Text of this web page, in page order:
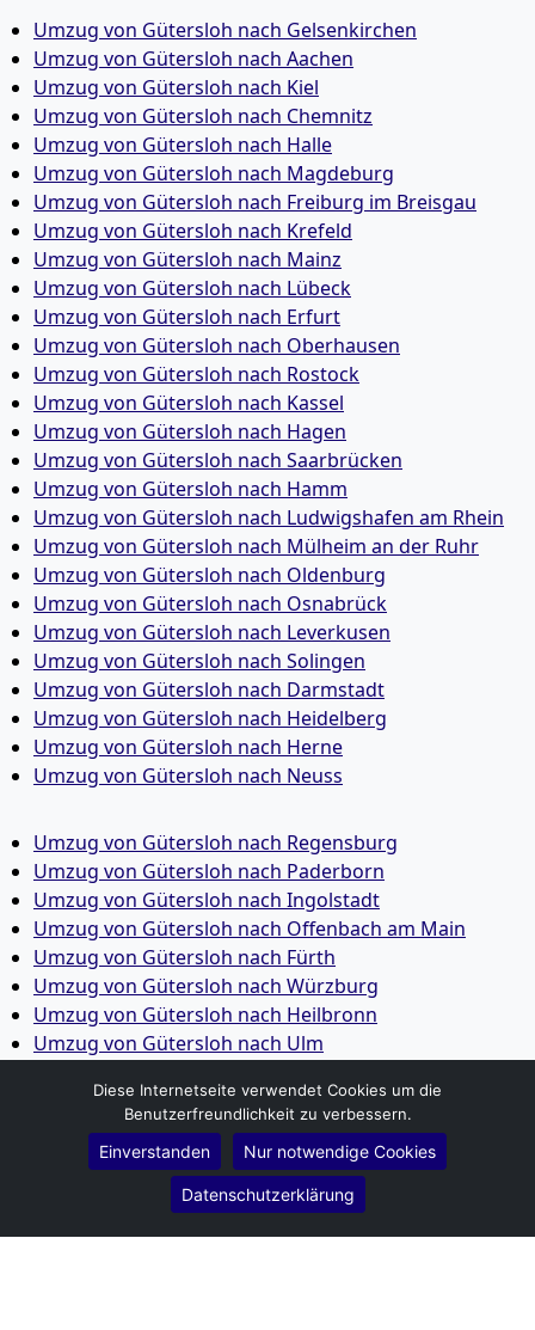
Umzug von Gütersloh nach Gelsenkirchen
Umzug von Gütersloh nach Aachen
Umzug von Gütersloh nach Kiel
Umzug von Gütersloh nach Chemnitz
Umzug von Gütersloh nach Halle
Umzug von Gütersloh nach Magdeburg
Umzug von Gütersloh nach Freiburg im Breisgau
Umzug von Gütersloh nach Krefeld
Umzug von Gütersloh nach Mainz
Umzug von Gütersloh nach Lübeck
Umzug von Gütersloh nach Erfurt
Umzug von Gütersloh nach Oberhausen
Umzug von Gütersloh nach Rostock
Umzug von Gütersloh nach Kassel
Umzug von Gütersloh nach Hagen
Umzug von Gütersloh nach Saarbrücken
Umzug von Gütersloh nach Hamm
Umzug von Gütersloh nach Ludwigshafen am Rhein
Umzug von Gütersloh nach Mülheim an der Ruhr
Umzug von Gütersloh nach Oldenburg
Umzug von Gütersloh nach Osnabrück
Umzug von Gütersloh nach Leverkusen
Umzug von Gütersloh nach Solingen
Umzug von Gütersloh nach Darmstadt
Umzug von Gütersloh nach Heidelberg
Umzug von Gütersloh nach Herne
Umzug von Gütersloh nach Neuss
Umzug von Gütersloh nach Regensburg
Umzug von Gütersloh nach Paderborn
Umzug von Gütersloh nach Ingolstadt
Umzug von Gütersloh nach Offenbach am Main
Umzug von Gütersloh nach Fürth
Umzug von Gütersloh nach Würzburg
Umzug von Gütersloh nach Heilbronn
Umzug von Gütersloh nach Ulm
Umzug von Gütersloh nach Wolfsburg
Umzug von Gütersloh nach Bottrop
Umzug von Gütersloh nach Göttingen
Umzug von Gütersloh nach Reutlingen
Umzug von Gütersloh nach Bremer­haven
Umzug von Gütersloh nach Koblenz
Diese Internetseite verwendet Cookies um die
Benutzerfreundlichkeit zu verbessern.
Einverstanden Nur notwendige Cookies
Datenschutzerklärung